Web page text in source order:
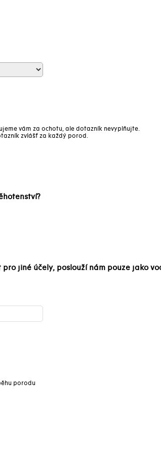
vám za ochotu, ale dotazník nevyplňujte.
zvlášť za každý porod.
jiné účely, poslouží nám pouze jako
porodu